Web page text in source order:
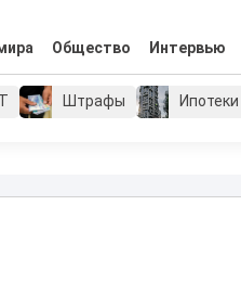
Общество Интервью
Штрафы